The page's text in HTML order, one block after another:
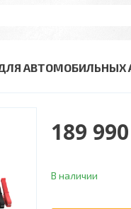
АВТОМОБИЛЬНЫХ
189
В наличии